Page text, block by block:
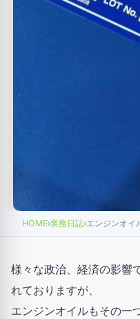
HOME›業務日誌›エンジンオイ
様々な政治、経済の影響
れておりますが、
エンジンオイルもその一